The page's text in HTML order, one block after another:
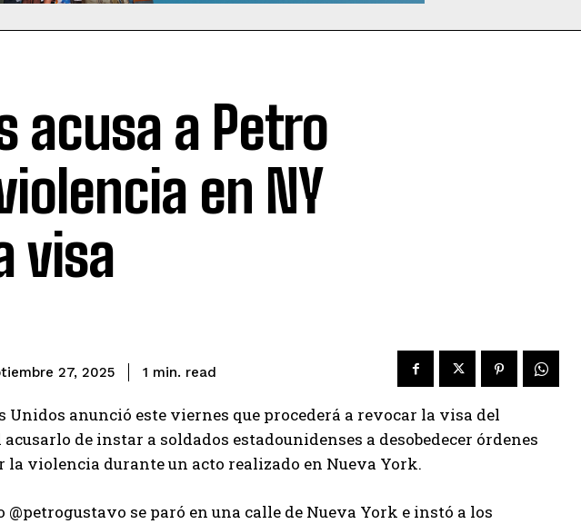
acusa a Petro
en NY
visa
27, 2025 1 min. read
Unidos anunció este viernes que procederá a revocar la visa del
de instar a soldados estadounidenses a desobedecer órdenes
violencia durante un acto realizado en Nueva York.
se paró en una calle de Nueva York e instó a los